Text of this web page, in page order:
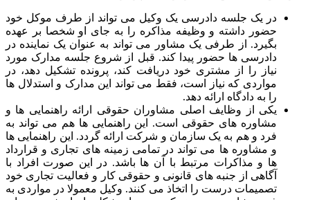
در یک جلسه دادرسی یک وکیل می تواند از طرف موکل خود
حضور داشته و وظیفه مذاکره را به جای او شخصا بر عهده
بگیرد. از طرفی یک مشاور می تواند به عنوان یک نماینده در
دادرسی ها حضور پیدا کند. قبل از شروع جلسه مدارک مورد
نیاز را از مشتری خود دریافت کند، پرونده تشکیل دهد، در
مواردی که نیاز است، فقط می تواند این مدارک و استدلال ها
را به دادگاه ارائه دهد.
یکی از وظایف اصلی مشاوران حقوقی ارائه راهنمایی ها و
مشاوره های حقوقی است. این راهنمایی ها هم می تواند به
فرد و هم به یک سازمان و شرکت ارائه گردد. این راهنمایی ها
و مشاوره ها می تواند در تمامی زمینه های تجاری و قرارداد
ها و مذاکرات مرتبط با آن ها باشد. در این صورت افراد با
آگاهی از جنبه های قانونی و حقوقی کار و فعالیت تجاری خود
تصمیمات درست را اتخاذ می کنند. وکیل معمولا در مواردی به